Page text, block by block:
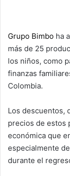
Grupo Bimbo ha
más de 25
los niños, como
finanzas
Colombia.
Los descuentos,
precios de estos
económica que
especialmente
durante el